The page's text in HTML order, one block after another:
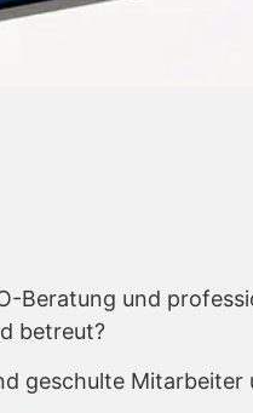
Beratung und
betreut?
geschulte